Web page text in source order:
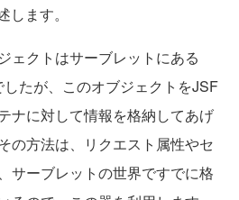
ます。
ェクトはサーブレットにある
たが、このオブジェクトをJSF
ナに対して情報を格納してあげ
の方法は、リクエスト属性やセ
サーブレットの世界ですでに格